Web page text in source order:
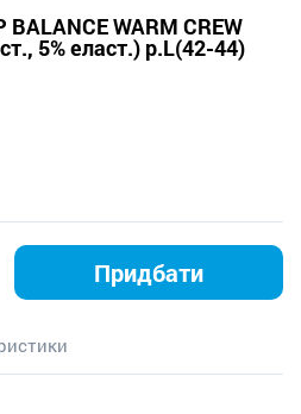
WARM CREW
5% еласт.) р.L(42-44)
Придбати